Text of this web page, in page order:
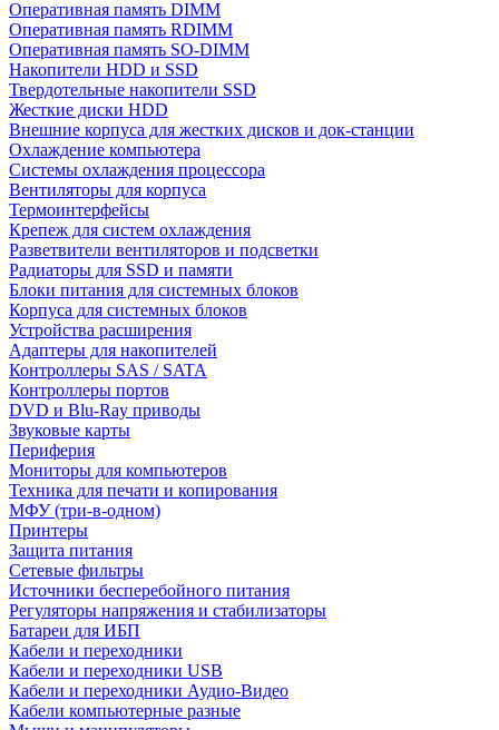
Оперативная память DIMM
Оперативная память RDIMM
Оперативная память SO-DIMM
Накопители HDD и SSD
Твердотельные накопители SSD
Жесткие диски HDD
Внешние корпуса для жестких дисков и док-станции
Охлаждение компьютера
Системы охлаждения процессора
Вентиляторы для корпуса
Термоинтерфейсы
Крепеж для систем охлаждения
Разветвители вентиляторов и подсветки
Радиаторы для SSD и памяти
Блоки питания для системных блоков
Корпуса для системных блоков
Устройства расширения
Адаптеры для накопителей
Контроллеры SAS / SATA
Контроллеры портов
DVD и Blu-Ray приводы
Звуковые карты
Периферия
Мониторы для компьютеров
Техника для печати и копирования
МФУ (три-в-одном)
Принтеры
Защита питания
Сетевые фильтры
Источники бесперебойного питания
Регуляторы напряжения и стабилизаторы
Батареи для ИБП
Кабели и переходники
Кабели и переходники USB
Кабели и переходники Аудио-Видео
Кабели компьютерные разные